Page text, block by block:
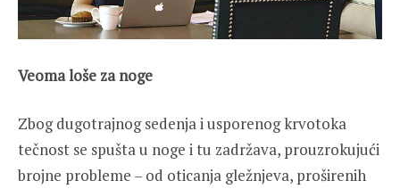
Veoma loše za noge
Zbog dugotrajnog sedenja i usporenog krvotoka
tečnost se spušta u noge i tu zadržava, prouzrokujući
brojne probleme – od oticanja gležnjeva, proširenih